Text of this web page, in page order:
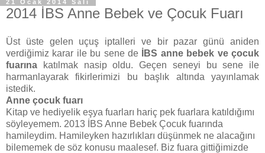
21 Ocak 2014 Salı
2014 İBS Anne Bebek ve Çocuk Fuarı
Üst üste gelen uçuş iptalleri ve bir pazar günü aniden
verdiğimiz karar ile bu sene de
İBS anne bebek ve çocuk
fuarına katılmak nasip oldu. Geçen seneyi bu sene ile
harmanlayarak fikirlerimizi bu başlık altında yayınlamak
istedik.
Anne çocuk fuarı
Kitap ve hediyelik eşya fuarları hariç pek fuarlara katıldığımı
söyleyemem. 2013 İBS Anne Bebek Çocuk fuarında
hamileydim. Hamileyken hazırlıkları düşünmek ne alacağını
bilememek de söz konusu maalesef. Biz fuara gittiğimizde